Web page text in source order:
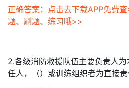
正确答案：点击去下载APP免费
题、刷题、练习哦>>
2.各级消防救援队伍主要负责人
任人，（）或训练组织者为直接责